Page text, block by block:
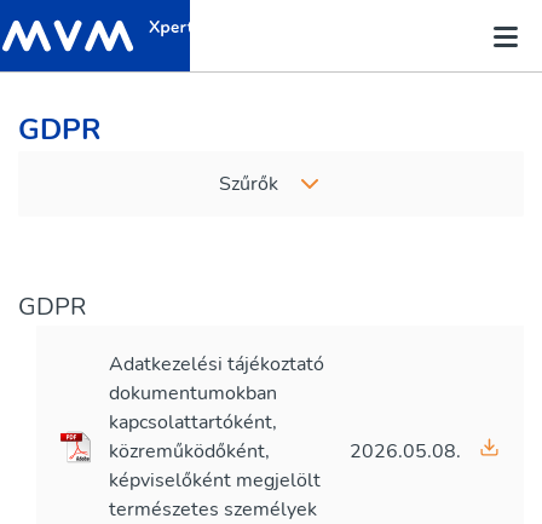
GDPR
Szűrők
GDPR
Adatkezelési tájékoztató
dokumentumokban
kapcsolattartóként,
közreműködőként,
képviselőként megjelölt
természetes személyek
2026.05.08.